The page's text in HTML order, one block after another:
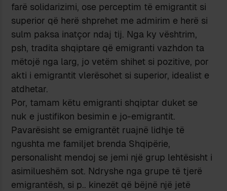
farë solidarizimi, ose perceptim të emigrantit si
superior që herë shprehet me admirim e herë si
sulm paksa inatçor ndaj tij. Nga ky vështrim,
psh, tradita shqiptare që emigranti vazhdon ta
mëtojë nga larg, jo vetëm shihet si pozitive, por
akti i emigrantit vlerësohet si superior, idealist e
atdhetar.
Por, tamam këtu emigranti shqiptar duket se
nuk e justifikon besimin e jo-emigrantit.
Pavarësisht se emigrantët ruajnë lidhje të
ngushta me familjet brenda Shqipërie,
personalisht mendoj se jemi një grup lehtësisht i
asimilueshëm sot. Ndryshe nga grupe të tjerë
emigrantësh, si p.. kinezët që bëjnë një jetë